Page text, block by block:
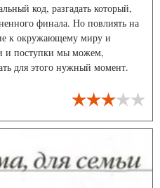
код, разгадать который,
финала. Но повлиять на
к окружающему миру и
и поступки мы можем,
для этого нужный момент.
из способов познания себя и